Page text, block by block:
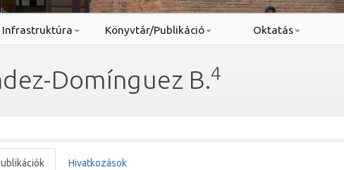
Infrastruktúra Könyvtár/Publikáció Oktatás
Domínguez B.4
Hivatkozások